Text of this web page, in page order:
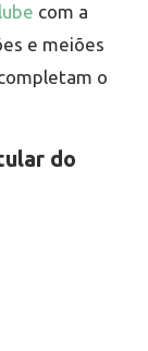
com a
e meiões
o
do